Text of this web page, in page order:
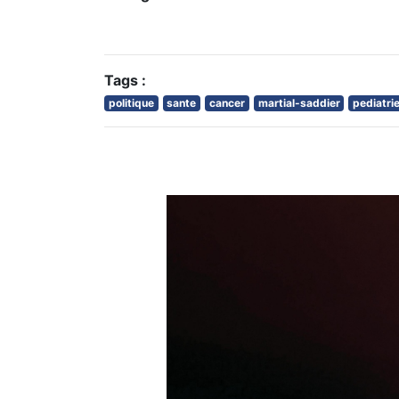
Tags :
politique sante cancer martial-saddier